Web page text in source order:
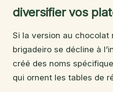
diversifier vos
Si la version au chocolat
brigadeiro se décline à
créé des noms
qui ornent les tables de